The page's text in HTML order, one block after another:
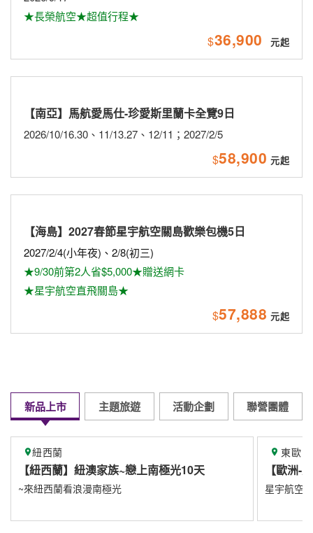
★長榮航空★超值行程★
$36,900
【南亞】馬航愛馬仕-珍愛斯里蘭卡全覽9日
2026/10/16.30、11/13.27、12/11；2027/2/5
$58,900
【海島】2027春節星宇航空關島歡樂包機5日
2027/2/4(小年夜)、2/8(初三)
★9/30前第2人省$5,000★贈送網卡
★星宇航空直飛關島★
$57,888
新品上市 主題旅遊 活動企劃 聯營團體
上南極光10天 【歐洲-東歐】